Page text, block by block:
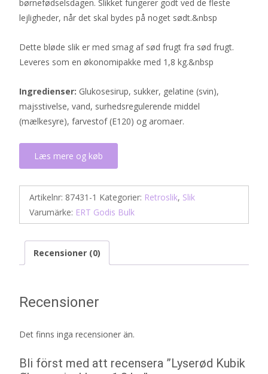
børnefødselsdagen. Slikket fungerer godt ved de fleste
lejligheder, når det skal bydes på noget sødt.&nbsp
Dette bløde slik er med smag af sød frugt fra sød frugt.
Leveres som en økonomipakke med 1,8 kg.&nbsp
Ingredienser: Glukosesirup, sukker, gelatine (svin),
majsstivelse, vand, surhedsregulerende middel
(mælkesyre), farvestof (E120) og aromaer.
Læs mere og køb
Artikelnr: 87431-1 Kategorier: Retroslik, Slik
Varumärke: ERT Godis Bulk
Recensioner (0)
Recensioner
Det finns inga recensioner än.
Bli först med att recensera ”Lyserød Kubik